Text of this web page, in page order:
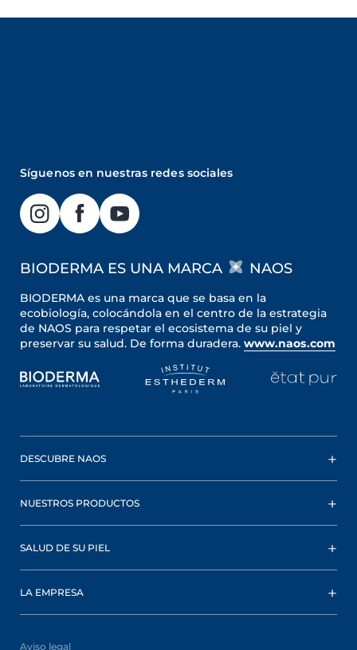
Síguenos en nuestras redes sociales
BIODERMA ES UNA MARCA NAOS
BIODERMA es una marca que se basa en la
ecobiología, colocándola en el centro de la estrategia
de NAOS para respetar el ecosistema de su piel y
preservar su salud. De forma duradera. www.naos.com
DESCUBRE NAOS
NUESTROS PRODUCTOS
SALUD DE SU PIEL
LA EMPRESA
Aviso legal